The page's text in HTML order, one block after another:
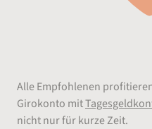
Alle Empfohlenen
Girokonto mit
nicht nur für kurze Zeit.